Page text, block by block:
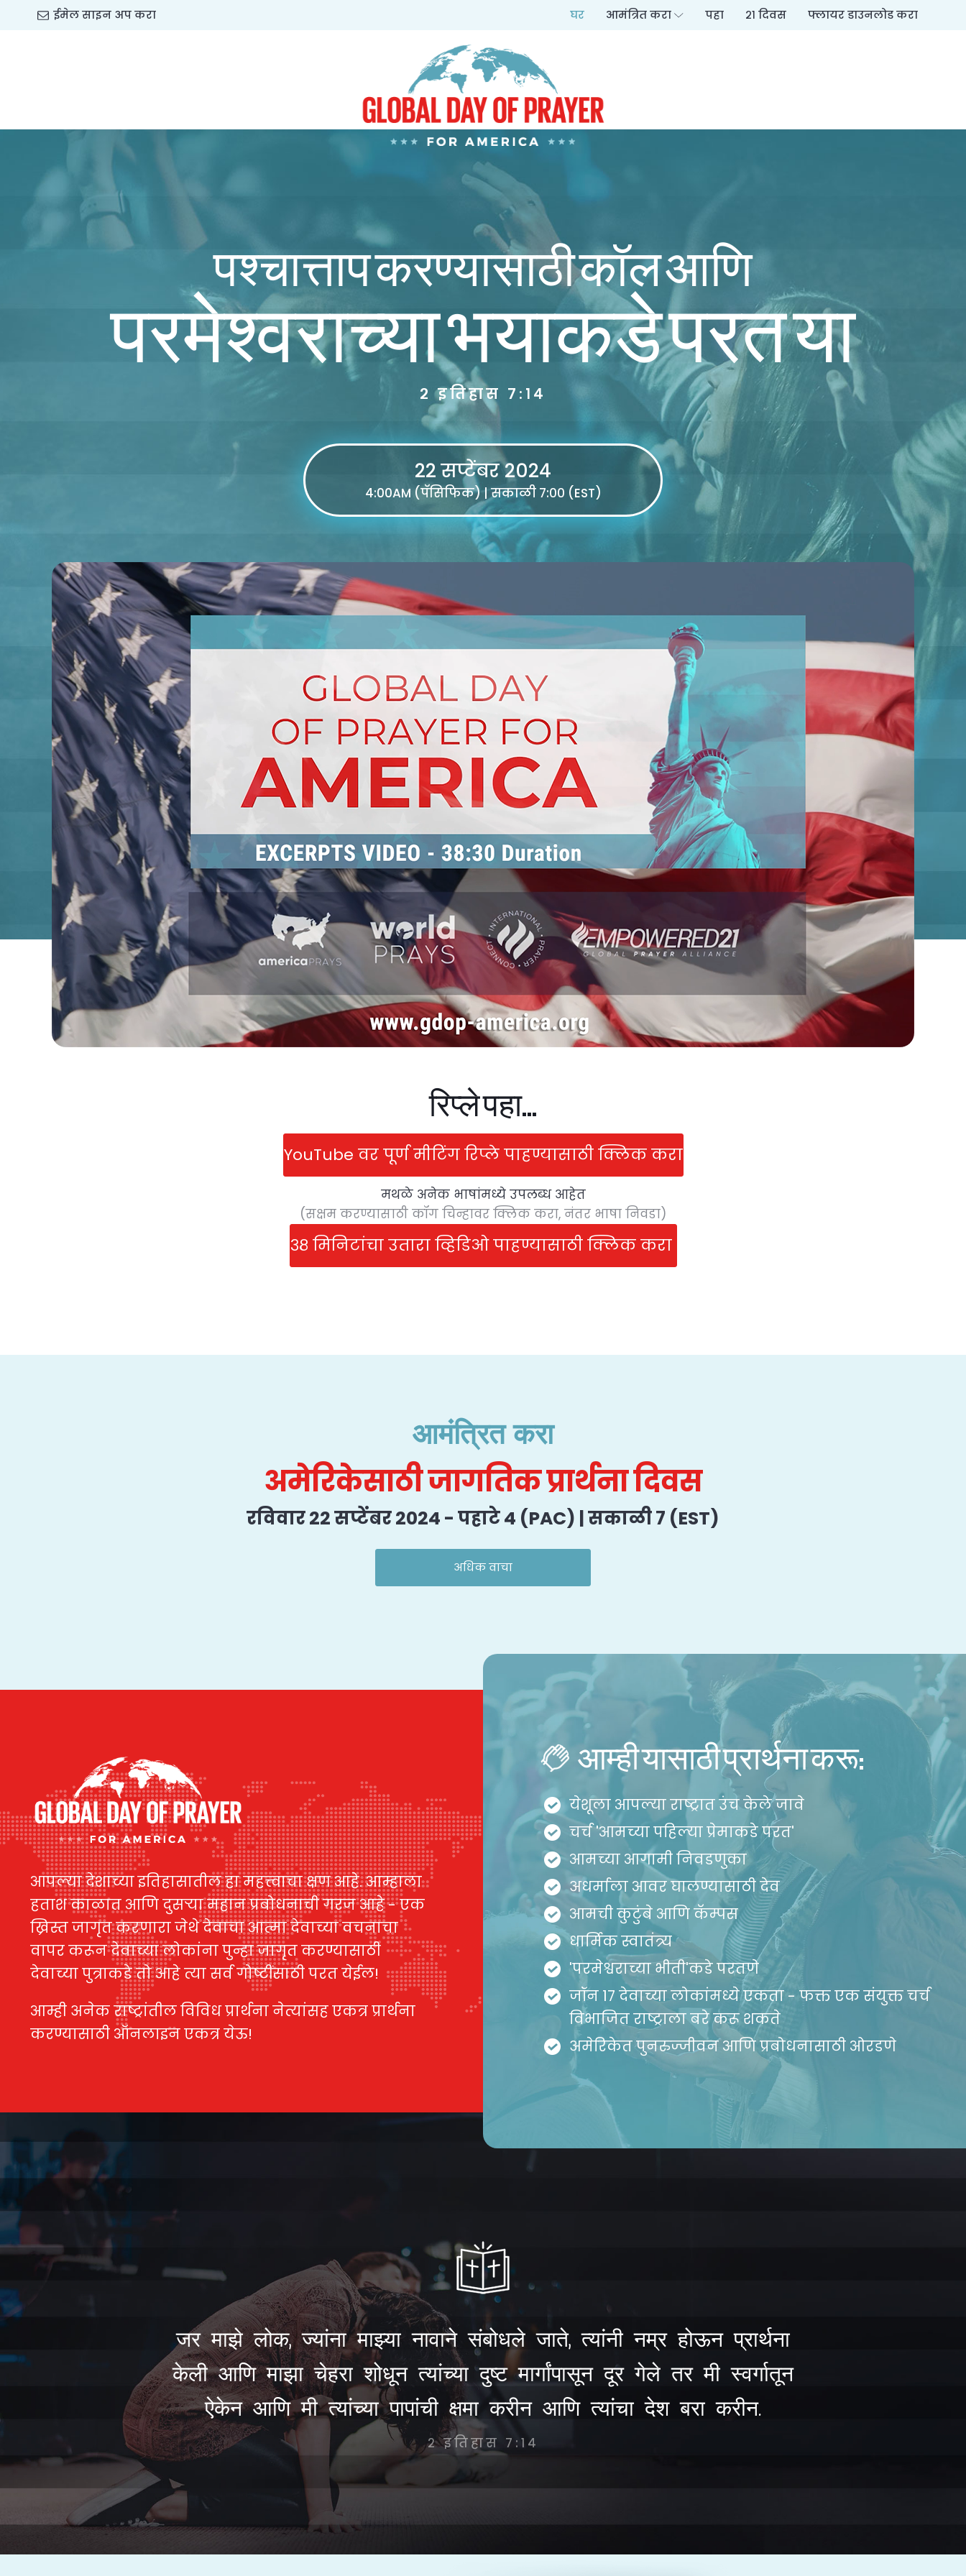
ईमेल साइन अप करा घर आमंत्रित करा पहा २१ दिवस फ्लायर डाउनलोड करा
पश्चात्ताप करण्यासाठी कॉल आणि
परमेश्वराच्या भयाकडे परत या
२ इतिहास ७:१४
22 सप्टेंबर 2024
4:00AM (पॅसिफिक) | सकाळी ७:०० (EST)
रिप्ले पहा...
YouTube वर पूर्ण मीटिंग रिप्ले पाहण्यासाठी क्लिक करा
मथळे अनेक भाषांमध्ये उपलब्ध आहेत
(सक्षम करण्यासाठी कॉग चिन्हावर क्लिक करा, नंतर भाषा निवडा)
३८ मिनिटांचा उतारा व्हिडिओ पाहण्यासाठी क्लिक करा
आमंत्रित करा
अमेरिकेसाठी जागतिक प्रार्थना दिवस
रविवार 22 सप्टेंबर 2024 - पहाटे 4 (PAC) | सकाळी ७ (EST)
अधिक वाचा
आपल्या देशाच्या इतिहासातील हा महत्त्वाचा क्षण आहे. आम्हाला
हताश काळात आणि दुसऱ्या महान प्रबोधनाची गरज आहे - एक
ख्रिस्त जागृत करणारा जेथे देवाचा आत्मा देवाच्या वचनाचा
वापर करून देवाच्या लोकांना पुन्हा जागृत करण्यासाठी
देवाच्या पुत्राकडे तो आहे त्या सर्व गोष्टींसाठी परत येईल!
आम्ही अनेक राष्ट्रांतील विविध प्रार्थना नेत्यांसह एकत्र प्रार्थना
करण्यासाठी ऑनलाइन एकत्र येऊ!
आम्ही यासाठी प्रार्थना करू:
येशूला आपल्या राष्ट्रात उंच केले जावे
चर्च 'आमच्या पहिल्या प्रेमाकडे परत'
आमच्या आगामी निवडणुका
अधर्माला आवर घालण्यासाठी देव
आमची कुटुंबे आणि कॅम्पस
धार्मिक स्वातंत्र्य
'परमेश्वराच्या भीती'कडे परतणे
जॉन 17 देवाच्या लोकांमध्ये एकता - फक्त एक संयुक्त चर्च
विभाजित राष्ट्राला बरे करू शकते
अमेरिकेत पुनरुज्जीवन आणि प्रबोधनासाठी ओरडणे
जर माझे लोक, ज्यांना माझ्या नावाने संबोधले जाते, त्यांनी नम्र होऊन प्रार्थना
केली आणि माझा चेहरा शोधून त्यांच्या दुष्ट मार्गांपासून दूर गेले तर मी स्वर्गातून
ऐकेन आणि मी त्यांच्या पापांची क्षमा करीन आणि त्यांचा देश बरा करीन.
२ इतिहास ७:१४